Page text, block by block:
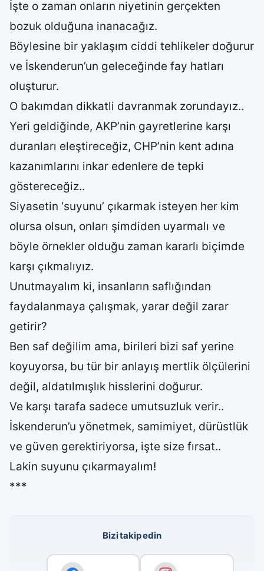
İşte o zaman onların niyetinin gerçekten
bozuk olduğuna inanacağız.
Böylesine bir yaklaşım ciddi tehlikeler doğurur
ve İskenderun’un geleceğinde fay hatları
oluşturur.
O bakımdan dikkatli davranmak zorundayız..
Yeri geldiğinde, AKP’nin gayretlerine karşı
duranları eleştireceğiz, CHP’nin kent adına
kazanımlarını inkar edenlere de tepki
göstereceğiz..
Siyasetin ‘suyunu’ çıkarmak isteyen her kim
olursa olsun, onları şimdiden uyarmalı ve
böyle örnekler olduğu zaman kararlı biçimde
karşı çıkmalıyız.
Unutmayalım ki, insanların saflığından
faydalanmaya çalışmak, yarar değil zarar
getirir?
Ben saf değilim ama, birileri bizi saf yerine
koyuyorsa, bu tür bir anlayış mertlik ölçülerini
değil, aldatılmışlık hisslerini doğurur.
Ve karşı tarafa sadece umutsuzluk verir..
İskenderun’u yönetmek, samimiyet, dürüstlük
ve güven gerektiriyorsa, işte size fırsat..
Lakin suyunu çıkarmayalım!
***
Bizi takip edin